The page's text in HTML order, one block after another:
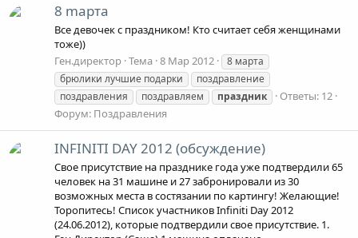
8 mapтa
Все девочек с праздником! Кто считает себя женщинами
тоже))
Ген.директор Тема 8 Мар 2012
8 марта
брюлики лучшие подарки
поздравление
поздравления
поздравляем праздник
Ответы: 12
Форум: Поздравления
INFINITI DAY 2012 (обсуждение)
Свое присутствие на празднике года уже подтвердили 65
человек на 31 машине и 27 забронировали из 30
возможных места в состязании по картингу! Желающие!
Торопитесь! Список участников Infiniti Day 2012
(24.06.2012), которые подтвердили свое присутствие. 1.